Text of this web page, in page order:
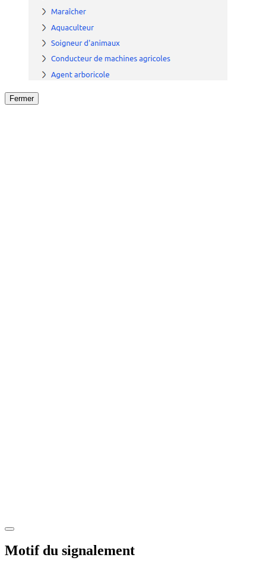
Fermer
Motif du signalement